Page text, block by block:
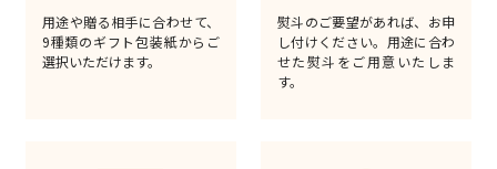
用途や贈る相手に合わせて、
9種類のギフト包装紙からご
選択いただけます。
熨斗のご要望があれば、お申
し付けください。用途に合わ
せた熨斗をご用意いたしま
す。